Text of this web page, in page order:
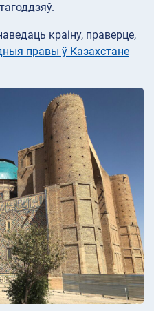
краіну, праверце,
правы ў Казахстане